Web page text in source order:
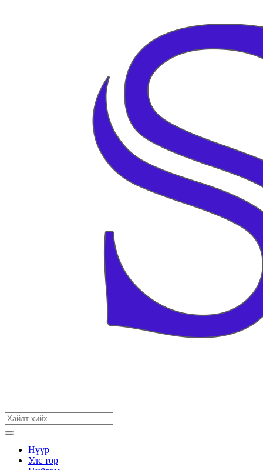
Нүүр
Улс төр